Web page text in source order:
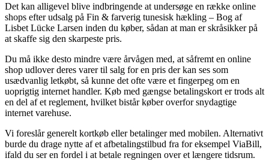
Det kan alligevel blive indbringende at undersøge en række online
shops efter udsalg på Fin & farverig tunesisk hækling – Bog af
Lisbet Lücke Larsen inden du køber, sådan at man er skråsikker på
at skaffe sig den skarpeste pris.
Du må ikke desto mindre være årvågen med, at såfremt en online
shop udlover deres varer til salg for en pris der kan ses som
usædvanlig letkøbt, så kunne det ofte være et fingerpeg om en
uoprigtig internet handler. Køb med gængse betalingskort er trods alt
en del af et reglement, hvilket bistår køber overfor snydagtige
internet varehuse.
Vi foreslår generelt kortkøb eller betalinger med mobilen. Alternativt
burde du drage nytte af et afbetalingstilbud fra for eksempel ViaBill,
ifald du ser en fordel i at betale regningen over et længere tidsrum.